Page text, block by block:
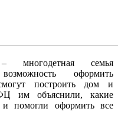
многодетная семья
оформить
построить дом и
им объяснили, какие
и помогли оформить все